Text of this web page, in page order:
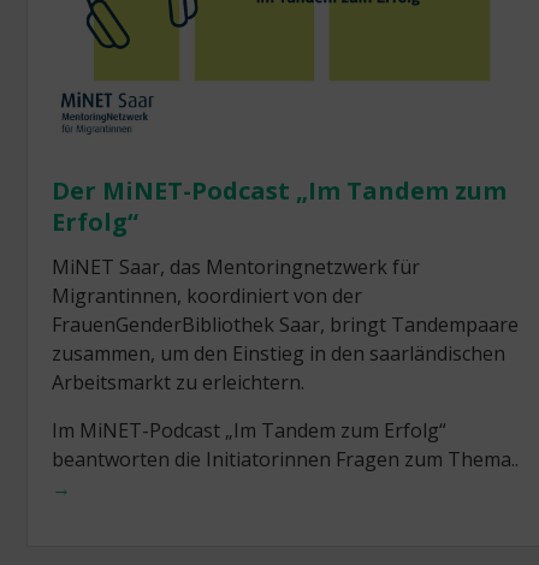
Der MiNET-Podcast „Im Tandem zum
Erfolg“
MiNET Saar, das Mentoringnetzwerk für
Migrantinnen, koordiniert von der
FrauenGenderBibliothek Saar, bringt Tandempaare
zusammen, um den Einstieg in den saarländischen
Arbeitsmarkt zu erleichtern.
Im MiNET-Podcast „Im Tandem zum Erfolg“
beantworten die Initiatorinnen Fragen zum Thema..
→